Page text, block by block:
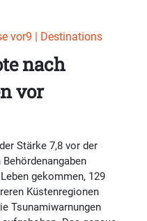
vor9 | Destinations
nach
vor
Stärke 7,8 vor der
gekommen, 129
Küstenregionen
Tsunamiwarnungen